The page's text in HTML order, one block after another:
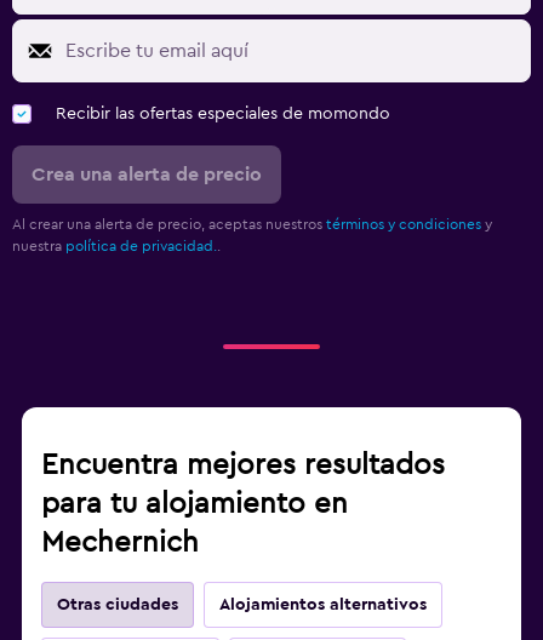
Recibir las ofertas especiales de momondo
Crea una alerta de precio
Al crear una alerta de precio, aceptas nuestros términos y condiciones y
nuestra política de privacidad.
Encuentra mejores resultados
para tu alojamiento en
Mechernich
Otras ciudades Alojamientos alternativos